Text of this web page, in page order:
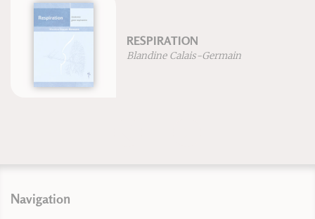
RESPIRATION
Blandine Calais-Germain
Navigation